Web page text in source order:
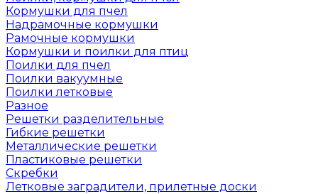
Кормушки для пчел
Надрамочные кормушки
Рамочные кормушки
Кормушки и поилки для птиц
Поилки для пчел
Поилки вакуумные
Поилки летковые
Разное
Решетки разделительные
Гибкие решетки
Металлические решетки
Пластиковые решетки
Скребки
Летковые заградители, прилетные доски